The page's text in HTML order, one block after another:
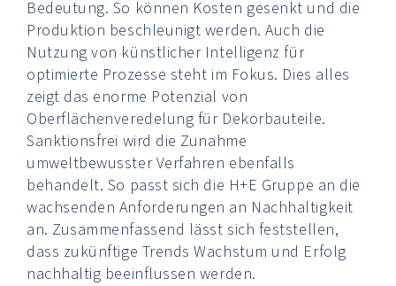
Bedeutung. So können Kosten gesenkt und die
Produktion beschleunigt werden. Auch die
Nutzung von künstlicher Intelligenz für
optimierte Prozesse steht im Fokus. Dies alles
zeigt das enorme Potenzial von
Oberflächenveredelung für Dekorbauteile.
Sanktionsfrei wird die Zunahme
umweltbewusster Verfahren ebenfalls
behandelt. So passt sich die H+E Gruppe an die
wachsenden Anforderungen an Nachhaltigkeit
an. Zusammenfassend lässt sich feststellen,
dass zukünftige Trends Wachstum und Erfolg
nachhaltig beeinflussen werden.